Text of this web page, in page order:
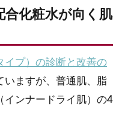
合化粧水が向く肌
イプ）の診断と改善の
いますが、普通肌、脂
インナードライ肌）の4